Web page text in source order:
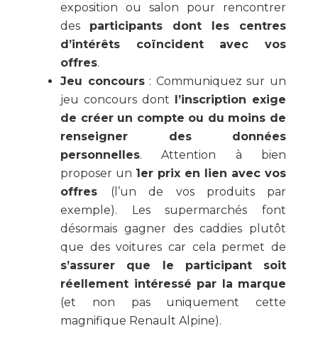
exposition ou salon pour rencontrer
des participants dont les centres
d’intérêts coïncident avec vos
offres.
Jeu concours: Communiquez sur un
jeu concours dont l’inscription exige
de créer un compte ou du moins de
renseigner des données
personnelles. Attention à bien
proposer un 1er prix en lien avec vos
offres (l’un de vos produits par
exemple). Les supermarchés font
désormais gagner des caddies plutôt
que des voitures car cela permet de
s’assurer que le participant soit
réellement intéressé par la marque
(et non pas uniquement cette
magnifique Renault Alpine).